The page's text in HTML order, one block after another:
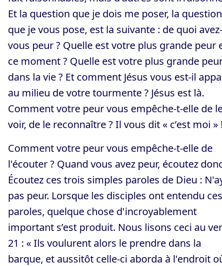
Et la question que je dois me poser, la question
que je vous pose, est la suivante : de quoi avez-
vous peur ? Quelle est votre plus grande peur
ce moment ? Quelle est votre plus grande
dans la vie ? Et comment Jésus vous est-il
au milieu de votre tourmente ? Jésus est là.
Comment votre peur vous empêche-t-elle de
voir, de le reconnaître ? Il vous dit « c’est moi »
Comment votre peur vous empêche-t-elle de
l'écouter ? Quand vous avez peur, écoutez
Écoutez ces trois simples paroles de Dieu :
pas peur. Lorsque les disciples ont entendu ces
paroles, quelque chose d'incroyablement
important s’est produit. Nous lisons ceci au
21 : « Ils voulurent alors le prendre dans la
barque, et aussitôt celle-ci aborda à l'endroit